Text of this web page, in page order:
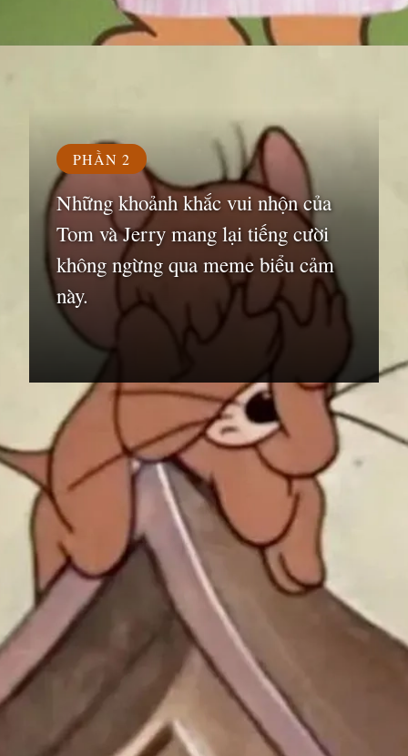
PHẦN 2
Những khoảnh khắc vui nhộn của
Tom và Jerry mang lại tiếng cười
không ngừng qua meme biểu cảm
này.